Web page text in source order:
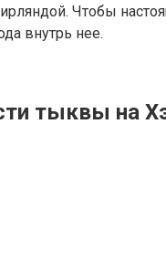
Чтобы
внутрь нее.
тыквы на